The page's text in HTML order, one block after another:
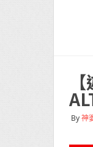
By神